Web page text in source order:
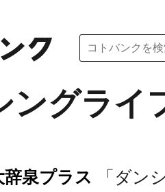
ングライ
泉プラス 「ダン